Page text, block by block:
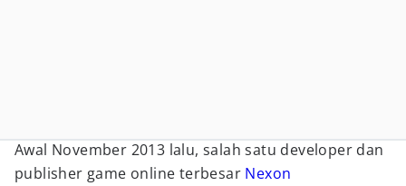
Awal November 2013 lalu, salah satu developer dan
publisher game online terbesar Nexon